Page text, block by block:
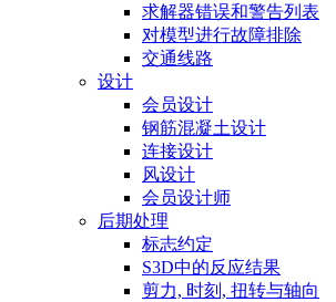
求解器错误和警告列表
对模型进行故障排除
交通线路
设计
会员设计
钢筋混凝土设计
连接设计
风设计
会员设计师
后期处理
标志约定
S3D中的反应结果
剪力, 时刻, 扭转与轴向